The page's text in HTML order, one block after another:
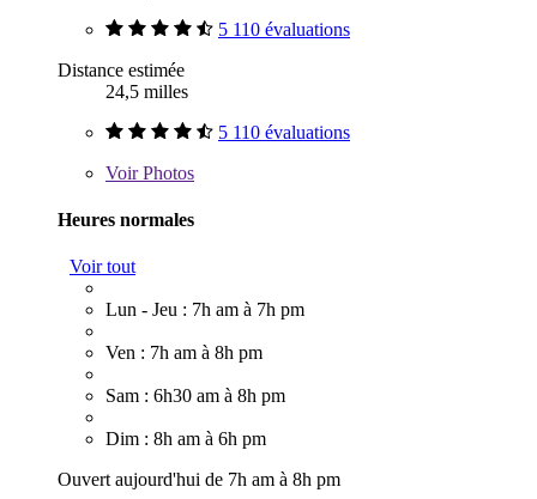
5 110 évaluations
Distance estimée
24,5 milles
5 110 évaluations
VoirPhotos
Heures normales
Voir tout
Lun - Jeu : 7h am à 7h pm
Ven : 7h am à 8h pm
Sam : 6h30 am à 8h pm
Dim : 8h am à 6h pm
Ouvert aujourd'hui de 7h am à 8h pm